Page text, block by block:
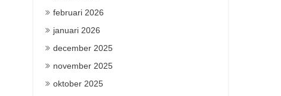
februari 2026
januari 2026
december 2025
november 2025
oktober 2025